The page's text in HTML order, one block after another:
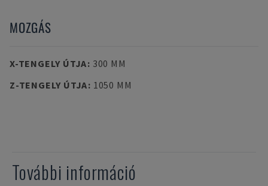
MOZGÁS
X-TENGELY ÚTJA: 300 MM
Z-TENGELY ÚTJA: 1050 MM
További információ